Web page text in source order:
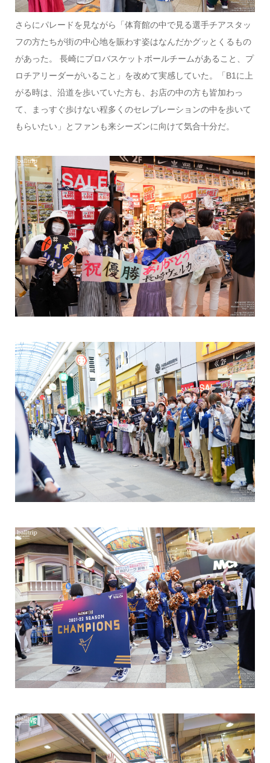
さらにパレードを見ながら「体育館の中で見る選手チアスタッ
フの方たちが街の中心地を賑わす姿はなんだかグッとくるもの
があった。 長崎にプロバスケットボールチームがあること、プ
ロチアリーダーがいること」を改めて実感していた。「B1に上
がる時は、沿道を歩いていた方も、お店の中の方も皆加わっ
て、まっすぐ歩けない程多くのセレブレーションの中を歩いて
もらいたい」とファンも来シーズンに向けて気合十分だ。